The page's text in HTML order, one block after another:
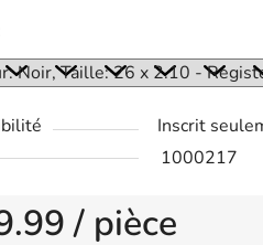
Inscrit
1000217
/ pièce